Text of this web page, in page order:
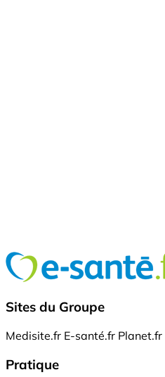
Sites du Groupe
Medisite.fr E-santé.fr Planet.fr
Pratique